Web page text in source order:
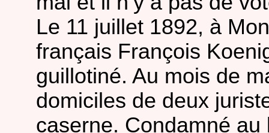
Le 11 juillet 1892, à
français François
guillotiné. Au mois de
domiciles de deux
caserne. Condamné